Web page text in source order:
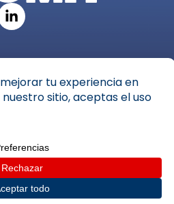
Las Palmas de Gran Canaria,
Kuma S.L, 2025 – Todos los
–